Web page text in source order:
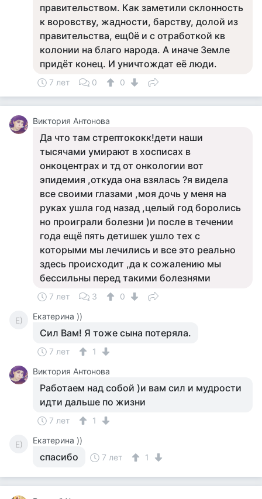
правительством. Как заметили склонность
к воровству, жадности, барству, долой из
правительства, ещ0ё и с отработкой кв
колонии на благо народа. А иначе Земле
придёт конец. И уничтождат её люди.
7 лет 0 0
Виктория Антонова
Да что там стрептококк!дети наши
тысячами умирают в хосписах в
онкоцентрах и тд от онкологии вот
эпидемия ,откуда она взялась ?я видела
все своими глазами ,моя дочь у меня на
руках ушла год назад ,целый год боролись
но проиграли болезни )и после в течении
года ещё пять детишек ушло тех с
которыми мы лечились и все это реально
здесь происходит ,да к сожалению мы
бессильны перед такими болезнями
7 лет 3 0
Е) Екатерина ))
Сил Вам! Я тоже сына потеряла.
7 лет
1
Виктория Антонова
Работаем над собой )и вам сил и мудрости
идти дальше по жизни
7 лет 1
Е) Екатерина ))
спасибо 7 лет 1